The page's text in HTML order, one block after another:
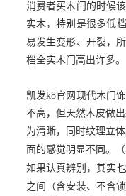
消费者买木门的时候
实木，特别是很多低
易发生变形、开裂，
档全实木门高出许多。
凯发k8官网 现代木门
不高，但天然木皮做
为清晰，同时纹理立
面的感觉明显不同。（
如果认真辨别，其实
之间（含安装、不含